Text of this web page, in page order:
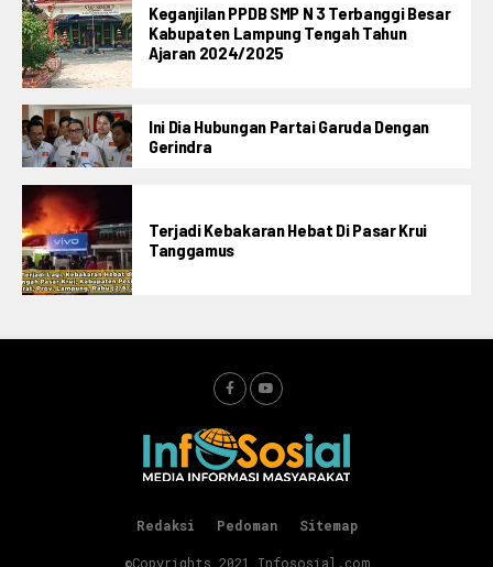
Keganjilan PPDB SMP N 3 Terbanggi Besar
Kabupaten Lampung Tengah Tahun
Ajaran 2024/2025
Ini Dia Hubungan Partai Garuda Dengan
Gerindra
Terjadi Kebakaran Hebat Di Pasar Krui
Tanggamus
Redaksi Pedoman Sitemap
©Copyrights 2021 Infososial.com